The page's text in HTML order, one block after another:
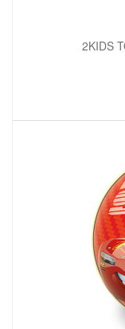
2KIDS